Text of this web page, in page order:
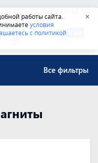
работы сайта.
условия
с политикой
✕
8-800-555-42-96
Все фильтры